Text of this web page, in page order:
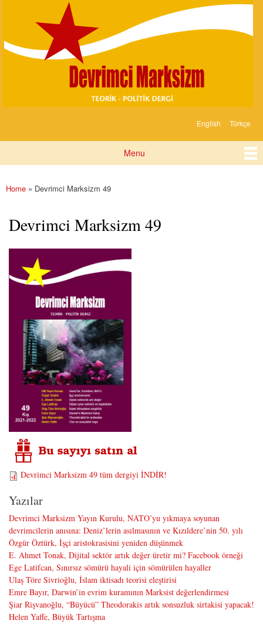
content
Marksizm
English Türkçe
Menu
You are here
Home » Devrimci Marksizm 49
Devrimci Marksizm 49
Devrimci Marksizm 49 tüm dergiyi İNDİR!
Yazılar
Devrimci Marksizm Yayın Kurulu, NATO’yu yıkmaya soyunan
devrimcilerin anısına: Deniz’lerin asılmasının ve Kızıldere’nin 50. yılı
Özgür Öztürk, İşçi aristokrasisini yeniden düşünmek
E. Ahmet Tonak, Dijital sektör artık değer üretir mi? Facebook örneği
Ege Latifcan, Sınırsız sömürü hayali için sömürülen hayaller
Ulaş Töre Sivrioğlu, İslam iktisadı teorisi eleştirisi
Emre Bayır, Darwin’in evrim kuramının Marksist değerlendirmesi
Şiar Rişvanoğlu, “Büyücü” Theodorakis artık sonsuzluk sirtakisi yapacak!
Helen Yaffe, Büyük Tartışma